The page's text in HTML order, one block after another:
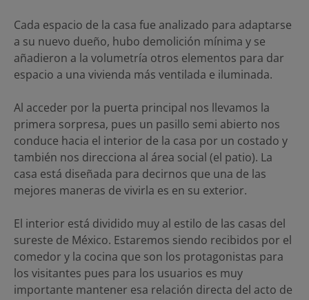
Cada espacio de la casa fue analizado para adaptarse
a su nuevo dueño, hubo demolición mínima y se
añadieron a la volumetría otros elementos para dar
espacio a una vivienda más ventilada e iluminada.
Al acceder por la puerta principal nos llevamos la
primera sorpresa, pues un pasillo semi abierto nos
conduce hacia el interior de la casa por un costado y
también nos direcciona al área social (el patio). La
casa está diseñada para decirnos que una de las
mejores maneras de vivirla es en su exterior.
El interior está dividido muy al estilo de las casas del
sureste de México. Estaremos siendo recibidos por el
comedor y la cocina que son los protagonistas para
los visitantes pues para los usuarios es muy
importante mantener esa relación directa del acto de